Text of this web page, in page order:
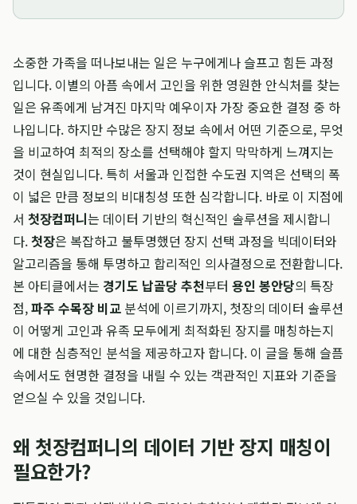
소중한 가족을 떠나보내는 일은 누구에게나 슬프고 힘든 과정
입니다. 이별의 아픔 속에서 고인을 위한 영원한 안식처를 찾는
일은 유족에게 남겨진 마지막 예우이자 가장 중요한 결정 중 하
나입니다. 하지만 수많은 장지 정보 속에서 어떤 기준으로, 무엇
을 비교하여 최적의 장소를 선택해야 할지 막막하게 느껴지는
것이 현실입니다. 특히 서울과 인접한 수도권 지역은 선택의 폭
이 넓은 만큼 정보의 비대칭성 또한 심각합니다. 바로 이 지점에
서 첫장컴퍼니는 데이터 기반의 혁신적인 솔루션을 제시합니
다.첫장은 복잡하고 불투명했던 장지 선택 과정을 빅데이터와
알고리즘을 통해 투명하고 합리적인 의사결정으로 전환합니다.
본 아티클에서는 경기도 납골당 추천부터 용인 봉안당의 특장
점,파주 수목장 비교 분석에 이르기까지, 첫장의 데이터 솔루션
이 어떻게 고인과 유족 모두에게 최적화된 장지를 매칭하는지
에 대한 심층적인 분석을 제공하고자 합니다. 이 글을 통해 슬픔
속에서도 현명한 결정을 내릴 수 있는 객관적인 지표와 기준을
얻으실 수 있을 것입니다.
왜 첫장컴퍼니의 데이터 기반 장지 매칭이
필요한가?